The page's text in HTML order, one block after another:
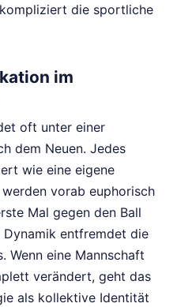
die sportliche
im
oft unter einer
dem Neuen. Jedes
wie eine eigene
vorab euphorisch
Mal gegen den Ball
entfremdet die
Wenn eine Mannschaft
verändert, geht das
als kollektive Identität